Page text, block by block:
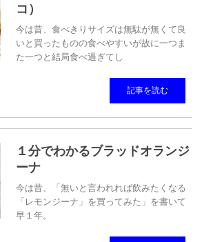
コ）
今は昔、食べきりサイズは無駄が無くて良
いと買ったものの食べやすいが故に一つま
た一つと結局食べ過ぎてし
記事を読む
１分でわかるブラッドオランジ
ーナ
今は昔、「無いと言われれば飲みたくなる
「レモンジーナ」を買ってみた」を書いて
早１年。